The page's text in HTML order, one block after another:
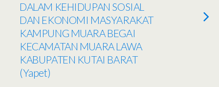
DALAM KEHIDUPAN SOSIAL
DAN EKONOMI MASYARAKAT
KAMPUNG MUARA BEGAI
KECAMATAN MUARA LAWA
KABUPATEN KUTAI BARAT
(Yapet)